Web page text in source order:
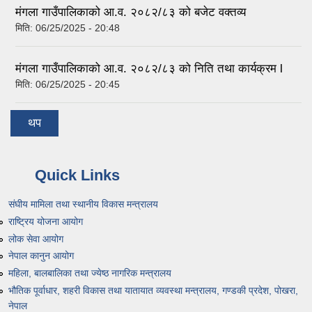
मंगला गाउँपालिकाको आ.व. २०८२/८३ को बजेट वक्तव्य
मिति: 06/25/2025 - 20:48
मंगला गाउँपालिकाको आ.व. २०८२/८३ को निति तथा कार्यक्रम l
मिति: 06/25/2025 - 20:45
थप
Quick Links
संघीय मामिला तथा स्थानीय विकास मन्त्रालय
राष्ट्रिय योजना आयोग
लोक सेवा आयोग
नेपाल कानुन आयोग
महिला, बालबालिका तथा ज्येष्ठ नागरिक मन्त्रालय
भौतिक पूर्वाधार, शहरी विकास तथा यातायात व्यवस्था मन्त्रालय, गण्डकी प्रदेश, पोखरा,
नेपाल